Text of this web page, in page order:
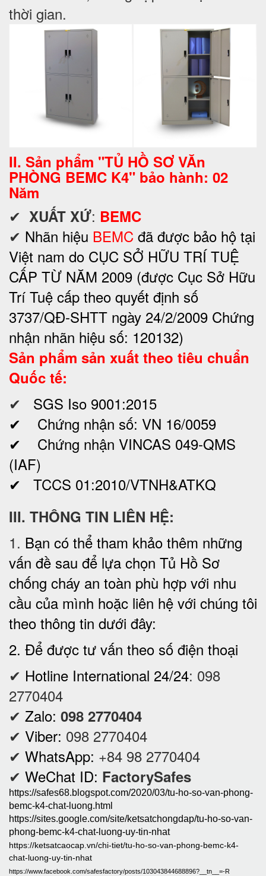
thời gian.
II. Sản phẩm "TỦ HỒ SƠ VĂn
PHÒNG BEMC K4" bảo hành: 02
Năm
✔ XUẤT XỨ: BEMC
✔ Nhãn hiệu BEMC đã được bảo hộ tại
Việt nam do CỤC SỞ HỮU TRÍ TUỆ
CẤP TỪ NĂM 2009 (được Cục Sở Hữu
Trí Tuệ cấp theo quyết định số
3737/QĐ-SHTT ngày 24/2/2009 Chứng
nhận nhãn hiệu số: 120132)
Sản phẩm sản xuất theo tiêu chuẩn
Quốc tế:
✔ SGS Iso 9001:2015
✔ Chứng nhận số: VN 16/0059
✔ Chứng nhận VINCAS 049-QMS
(IAF)
✔ TCCS 01:2010/VTNH&ATKQ
III. THÔNG TIN LIÊN HỆ:
1. Bạn có thể tham khảo thêm những
vấn đề sau để lựa chọn Tủ Hồ Sơ
chống cháy an toàn phù hợp với nhu
cầu của mình hoặc liên hệ với chúng tôi
theo thông tin dưới đây:
2. Để được tư vấn theo số điện thoại
✔ Hotline International 24/24: 098
2770404
✔ Zalo: 098 2770404
✔ Viber: 098 2770404
✔ WhatsApp: +84 98 2770404
✔ WeChat ID: FactorySafes
https://safes68.blogspot.com/2020/03/tu-ho-so-van-phong-
bemc-k4-chat-luong.html
https://sites.google.com/site/ketsatchongdap/tu-ho-so-van-
phong-bemc-k4-chat-luong-uy-tin-nhat
https://ketsatcaocap.vn/chi-tiet/tu-ho-so-van-phong-bemc-k4-
chat-luong-uy-tin-nhat
https://www.facebook.com/safesfactory/posts/103043844688896?__tn__=-R